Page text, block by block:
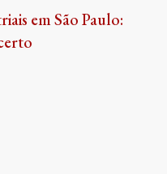
em São Paulo: